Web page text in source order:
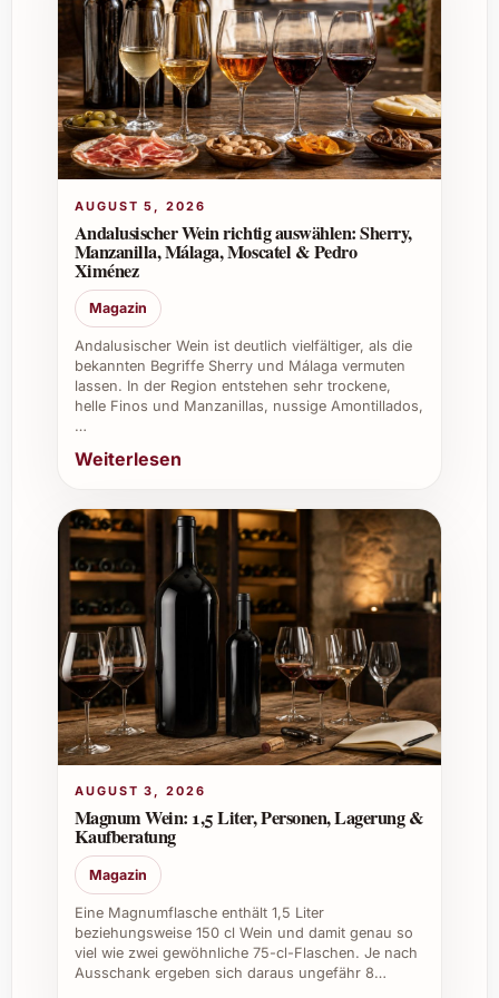
ist besonders beeindruckend und passt
hervorragend zu besonderen Ereignissen wie
Geburtstagen, Festtagen oder als
Dankeschön.
Wo kann ich den Barbazul Magnum 2023
am besten kaufen?
Der Barbazul Magnum 2023 ist in
ausgewählten Weingeschäften, gut sortierten
Fachmärkten sowie Online-Shops erhältlich.
Empfehlenswert ist ein Kauf bei
spezialisierten Händlern, die auf Qualität
achten.
Wie bewahrt man den Barbazul Magnum
dunklen und leicht feuchten Ort mit einer
konstanten Temperatur um die 12 bis 15 Grad
Celsius. Die Flasche sollte idealerweise
liegend gelagert werden, um den Korken
feucht zu halten.
Was macht die Magnum-Flasche beim
Barbazul 2023 so besonders?
Magnum-Flaschen enthalten doppelt so viel
Wein wie Standardflaschen und bieten durch
ihr Volumen eine langsamere Reifung und
Oxidation. Dies verleiht dem Wein oft eine
bessere Struktur und ein harmonischeres
Geschmackserlebnis.
Individuelle Tipps und Vorteile für
private und berufliche Nutzung
AUGUST 5, 2026
Andalusischer Wein richtig auswählen: Sherry,
Manzanilla, Málaga, Moscatel & Pedro
Ximénez
Magazin
Andalusischer Wein ist deutlich vielfältiger, als die
bekannten Begriffe Sherry und Málaga vermuten
lassen. In der Region entstehen sehr trockene,
helle Finos und Manzanillas, nussige Amontillados,
…
Weiterlesen
AUGUST 3, 2026
Magnum Wein: 1,5 Liter, Personen, Lagerung &
Kaufberatung
Magazin
Eine Magnumflasche enthält 1,5 Liter
beziehungsweise 150 cl Wein und damit genau so
viel wie zwei gewöhnliche 75-cl-Flaschen. Je nach
Ausschank ergeben sich daraus ungefähr 8…